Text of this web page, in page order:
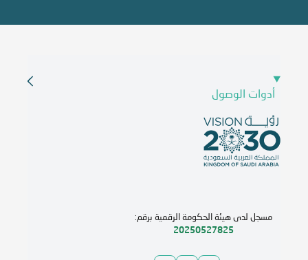
أدوات الوصول
مسجل لدى هيئة الحكومة الرقمية برقم:
20250527825